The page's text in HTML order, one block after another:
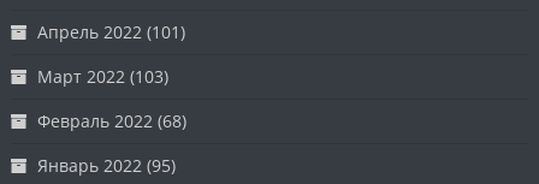
Апрель 2022 (101)
Март 2022 (103)
Февраль 2022 (68)
Январь 2022 (95)